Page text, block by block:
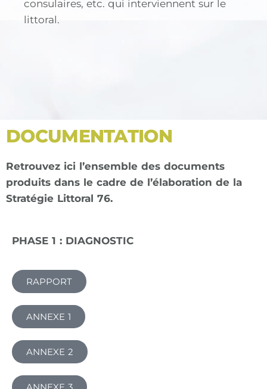
consulaires, etc. qui interviennent sur le
littoral.
DOCUMENTATION
Retrouvez ici l’ensemble des documents
produits dans le cadre de l’élaboration de la
Stratégie Littoral 76.
PHASE 1 : DIAGNOSTIC
RAPPORT
ANNEXE 1
ANNEXE 2